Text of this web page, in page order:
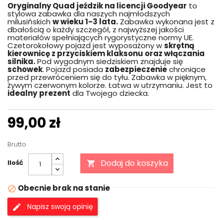
Oryginalny Quad jeździk na licencji Goodyear to
stylowa zabawka dla naszych najmłodszych
milusińskich w wieku 1-3 lata. Zabawka wykonana jest z
dbałością o każdy szczegół, z najwyższej jakości
materiałów spełniających rygorystyczne normy UE.
Czetorokołowy pojazd jest wyposażony wskrętną
kierownicę z przyciskiem klaksonu oraz włączania
silnika.Pod wygodnym siedziskiem znajduje się
schowek. Pojazd posiada zabezpieczeniechroniące
przed przewróceniem się do tyłu. Zabawka w pięknym,
żywym czerwonym kolorze. Łatwa w utrzymaniu. Jest to
idealny prezent dla Twojego dziecka.
99,00 zł
Brutto
Ilość
 Dodaj do koszyka
 Obecnie brak na stanie
Napisz swoją opinię